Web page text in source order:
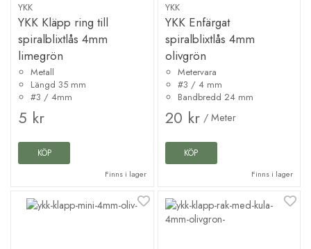
YKK
YKK Kläpp ring till
spiralblixtlås 4mm
limegrön
Metall
Längd 35 mm
#3 / 4mm
5 kr
KÖP
Finns i lager
YKK
YKK Enfärgat
spiralblixtlås 4mm
olivgrön
Metervara
#3 / 4 mm
Bandbredd 24 mm
20 kr / Meter
KÖP
Finns i lager